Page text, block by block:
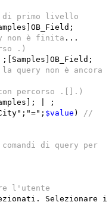
di primo livello
non è finita ...
.)
query non è ancora
percorso .[].)
| ;
$value )
//
di query per
l'utente
Selezionare i